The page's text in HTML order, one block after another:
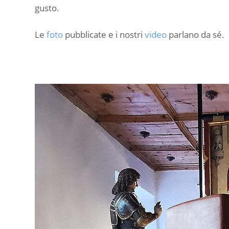
gusto.
Le foto pubblicate e i nostri video parlano da sé.